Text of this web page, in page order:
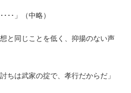
･･」（中略）
と同じことを低く、抑揚のない声
ちは武家の掟で、孝行だからだ」